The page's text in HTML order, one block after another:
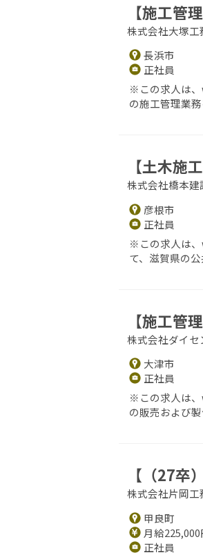
【施工管
株式会社大塚工
長浜市
正社員
※この求人は、
の施工管理業務
【土木施
株式会社橋本建
彦根市
正社員
※この求人は、
て、滋賀県の公
【施工管
株式会社ダイセ
大津市
正社員
※この求人は、
の販売および製
【（27
株式会社片岡工
甲良町
月給225,000
正社員